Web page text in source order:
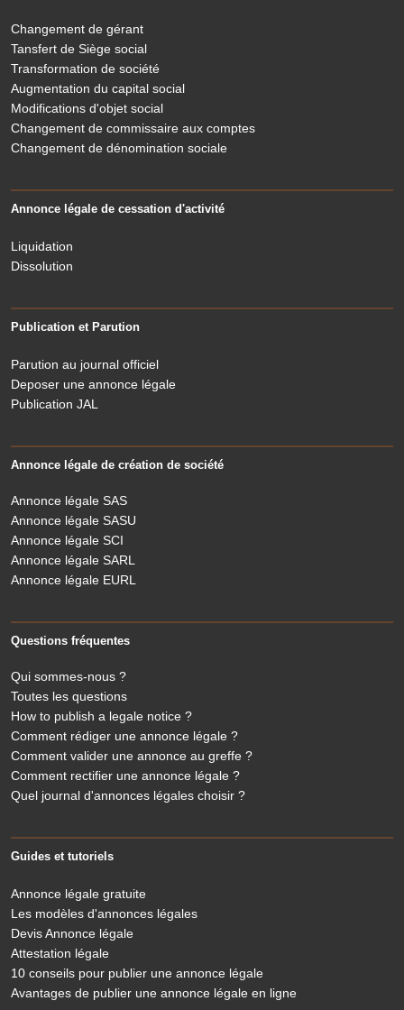
Changement de gérant
Tansfert de Siège social
Transformation de société
Augmentation du capital social
Modifications d'objet social
Changement de commissaire aux comptes
Changement de dénomination sociale
Annonce légale de cessation d'activité
Liquidation
Dissolution
Publication et Parution
Parution au journal officiel
Deposer une annonce légale
Publication JAL
Annonce légale de création de société
Annonce légale SAS
Annonce légale SASU
Annonce légale SCI
Annonce légale SARL
Annonce légale EURL
Questions fréquentes
Qui sommes-nous ?
Toutes les questions
How to publish a legale notice ?
Comment rédiger une annonce légale ?
Comment valider une annonce au greffe ?
Comment rectifier une annonce légale ?
Quel journal d'annonces légales choisir ?
Guides et tutoriels
Annonce légale gratuite
Les modèles d'annonces légales
Devis Annonce légale
Attestation légale
10 conseils pour publier une annonce légale
Avantages de publier une annonce légale en ligne